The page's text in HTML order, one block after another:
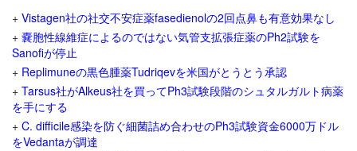
+ Vistagen社の社交不安症薬fasedienolの2回点鼻も有意効果なし
+ 嚢胞性線維症によるのではない気管支拡張症薬のPh2試験を
Sanofiが停止
+ Replimuneの黒色腫薬Tudriqevを米国がとうとう承認
+ Tarsus社がAlkeus社を買ってPh3試験段階のシュタルガルト病薬
を手にする
+ C. difficile感染を防ぐ細菌詰め合わせのPh3試験資金6000万ドル
をVedantaが調達